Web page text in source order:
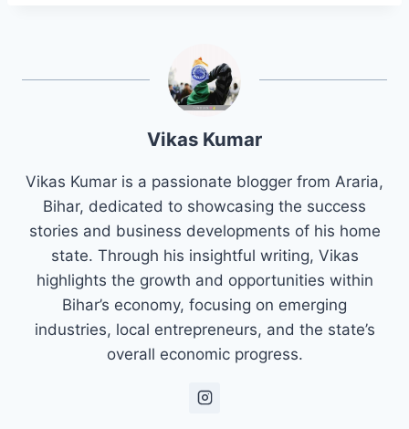
Vikas Kumar
Vikas Kumar is a passionate blogger from Araria,
Bihar, dedicated to showcasing the success
stories and business developments of his home
state. Through his insightful writing, Vikas
highlights the growth and opportunities within
Bihar’s economy, focusing on emerging
industries, local entrepreneurs, and the state’s
overall economic progress.